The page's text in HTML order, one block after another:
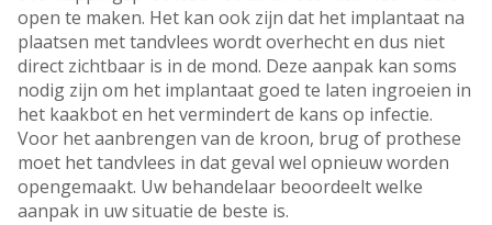
open te maken. Het kan ook zijn dat het implantaat na
plaatsen met tandvlees wordt overhecht en dus niet
direct zichtbaar is in de mond. Deze aanpak kan soms
nodig zijn om het implantaat goed te laten ingroeien in
het kaakbot en het vermindert de kans op infectie.
Voor het aanbrengen van de kroon, brug of prothese
moet het tandvlees in dat geval wel opnieuw worden
opengemaakt. Uw behandelaar beoordeelt welke
aanpak in uw situatie de beste is.